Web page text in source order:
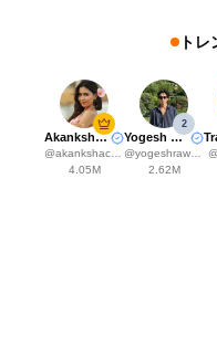
トレ
Akanksha Choudhary
@akankshachoudhary_official
4.05M
2
Yogesh Rawat
@yogeshrawat04
2.62M